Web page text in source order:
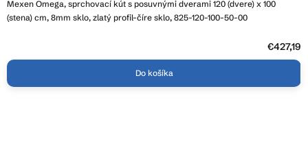
Mexen Omega, sprchovací kút s posuvnými dverami 120 (dvere) x 100
(stena) cm, 8mm sklo, zlatý profil-číre sklo, 825-120-100-50-00
€427,19
Do košíka